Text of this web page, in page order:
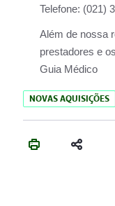
Telefone: (021)
Além de nossa
prestadores e
Guia Médico
NOVAS AQUISIÇÕES